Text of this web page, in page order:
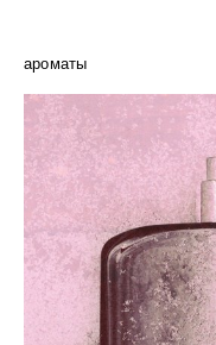
ароматы